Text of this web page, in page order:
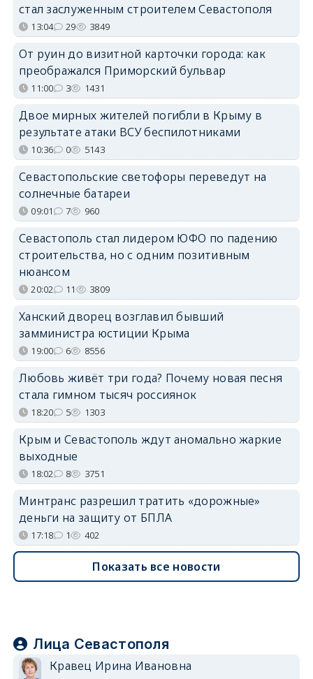
стал заслуженным строителем Севастополя
13:04 29 3849
От руин до визитной карточки города: как
преображался Приморский бульвар
11:00 3 1431
Двое мирных жителей погибли в Крыму в
результате атаки ВСУ беспилотниками
10:36 0 5143
Севастопольские светофоры переведут на
солнечные батареи
09:01 7 960
Севастополь стал лидером ЮФО по падению
строительства, но с одним позитивным
нюансом
20:02 11 3809
Ханский дворец возглавил бывший
замминистра юстиции Крыма
19:00 6 8556
Любовь живёт три года? Почему новая песня
стала гимном тысяч россиянок
18:20 5 1303
Крым и Севастополь ждут аномально жаркие
выходные
18:02 8 3751
Минтранс разрешил тратить «дорожные»
деньги на защиту от БПЛА
17:18 1 402
Показать все новости
Лица Севастополя
Кравец Ирина Ивановна